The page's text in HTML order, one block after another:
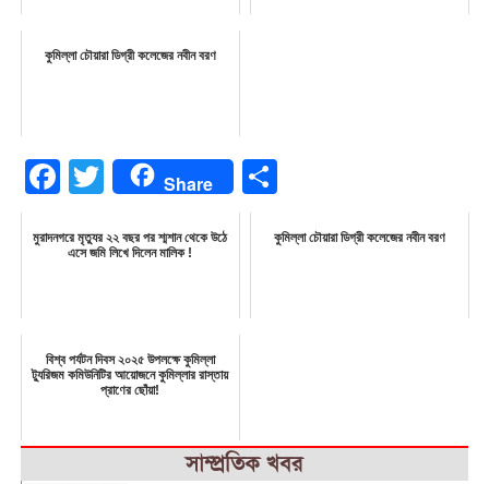
কুমিল্লা চৌয়ারা ডিগ্রী কলেজের নবীন বরণ
Facebook
Twitter Share
মুরাদনগরে মৃত্যুর ২২ বছর পর শ্মশান থেকে উঠে
এসে জমি লিখে দিলেন মালিক !
কুমিল্লা চৌয়ারা ডিগ্রী কলেজের নবীন বরণ
বিশ্ব পর্যটন দিবস ২০২৫ উপলক্ষে কুমিল্লা
ট্যুরিজম কমিউনিটির আয়োজনে কুমিল্লার রাস্তায়
প্রাণের ছোঁয়া!
সাম্প্রতিক খবর